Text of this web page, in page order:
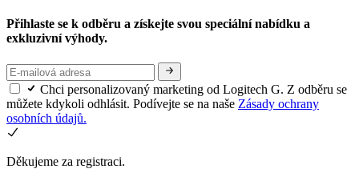
Přihlaste se k odběru a získejte svou speciální nabídku a
exkluzivní výhody.
Chci personalizovaný marketing od Logitech G. Z odběru se
můžete kdykoli odhlásit. Podívejte se na naše Zásady ochrany
osobních údajů.
Děkujeme za registraci.